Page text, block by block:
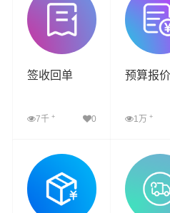
签收回单
7千 + 0
查看详细
预算报价
1万+
查看详